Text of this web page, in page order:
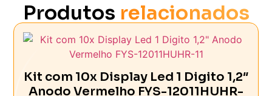
Produtos relacionados
Kit com 10x Display Led 1 Digito 1,2″
Anodo Vermelho FYS-12011HUHR-